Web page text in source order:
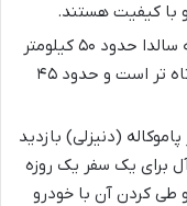
با کیفیت هستند.
از مرکز استان بوردور، دریاچه سالدا حدود ۵۰ کیلومتر
به سمت غرب قرار دارد. این مسیر کوتاه تر است و حدود ۴۵
(دنیزلی) بازدید
برای یک سفر یک روزه
است و طی کردن آن با خودرو